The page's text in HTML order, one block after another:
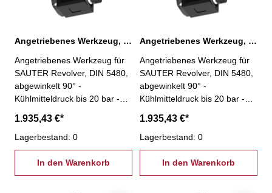
Angetriebenes Werkzeug, VDI 40 ER 32 mit IK
Angetriebenes Werkzeug für
SAUTER Revolver, DIN 5480,
abgewinkelt 90° -
Kühlmitteldruck bis 20 bar -
geeignet für hohe Drehzahlen
- VDI 40 - ER 32 - mit
Innenkühlung
1.935,43 €*
Lagerbestand: 0
In den Warenkorb
Angetriebenes Werkzeug, VDI 40 ER 32 mit IK, kurz
Angetriebenes Werkzeug für
SAUTER Revolver, DIN 5480,
abgewinkelt 90° -
Kühlmitteldruck bis 20 bar -
geeignet für hohe Drehzahlen
- VDI 40 - ER 32 - kurz - mit
Innenkühlung
1.935,43 €*
Lagerbestand: 0
In den Warenkorb